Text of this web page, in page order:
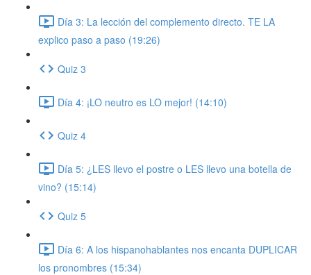
Día 3: La lección del complemento directo. TE LA
explico paso a paso (19:26)
Quiz 3
Día 4: ¡LO neutro es LO mejor! (14:10)
Quiz 4
Día 5: ¿LES llevo el postre o LES llevo una botella de
vino? (15:14)
Quiz 5
Día 6: A los hispanohablantes nos encanta DUPLICAR
los pronombres (15:34)